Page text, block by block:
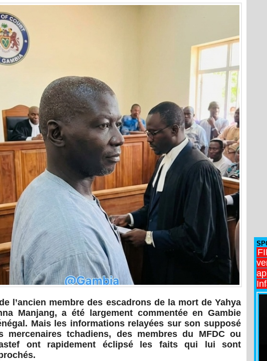
l’ancien membre des escadrons de la mort de Yahya
Manjang, a été largement commentée en Gambie
Mais les informations relayées sur son supposé
mercenaires tchadiens, des membres du MFDC ou
ont rapidement éclipsé les faits qui lui sont